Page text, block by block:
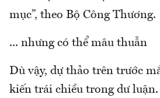
mục”, theo Bộ Công Thương.
... nhưng có thể mâu thuẫn
Dù vậy, dự thảo trên trước
kiến trái chiều trong dư luận.